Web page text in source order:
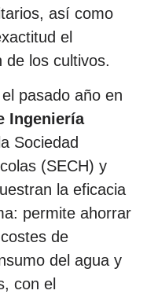
así como
el
de los cultivos.
pasado año en
Ingeniería
Sociedad
(SECH) y
la eficacia
permite ahorrar
de
del agua y
con el